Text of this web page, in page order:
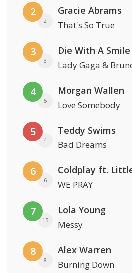
2
2
Gracie Abrams
That's So True
3
3
Die With A Smile
Lady Gaga &
4
5
Morgan Wallen
Love Somebody
5
4
Teddy Swims
Bad Dreams
6
6 WE PRAY
7
15
Lola Young
Messy
8
8
Alex Warren
Burning Down